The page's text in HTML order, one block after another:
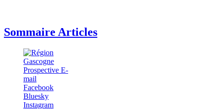
Sommaire Articles